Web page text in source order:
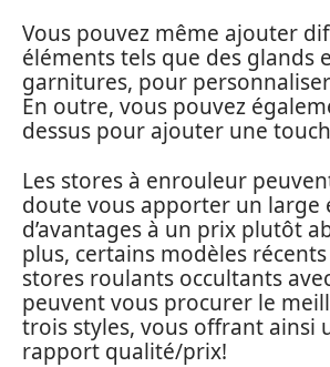
Vous pouvez même ajouter
éléments tels que des glands
garnitures, pour
En outre, vous pouvez
dessus pour ajouter une
Les stores à enrouleur
doute vous apporter un large
d’avantages à un prix plutôt
plus, certains modèles
stores roulants occultants
peuvent vous procurer le
trois styles, vous offrant ainsi
rapport qualité/prix!